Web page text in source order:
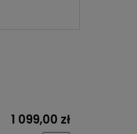
1 099,00 zł